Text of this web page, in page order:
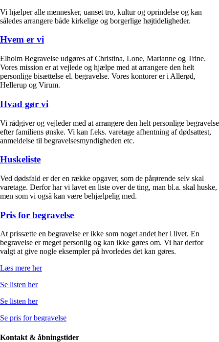
Vi hjælper alle mennesker, uanset tro, kultur og oprindelse og kan
således arrangere både kirkelige og borgerlige højtideligheder.
Hvem er vi
Elholm Begravelse udgøres af Christina, Lone, Marianne og Trine.
Vores mission er at vejlede og hjælpe med at arrangere den helt
personlige bisættelse el. begravelse. Vores kontorer er i Allerød,
Hellerup og Virum.
Hvad gør vi
Vi rådgiver og vejleder med at arrangere den helt personlige begravelse
efter familiens ønske. Vi kan f.eks. varetage afhentning af dødsattest,
anmeldelse til begravelsesmyndigheden etc.
Huskeliste
Ved dødsfald er der en række opgaver, som de pårørende selv skal
varetage. Derfor har vi lavet en liste over de ting, man bl.a. skal huske,
men som vi også kan være behjælpelig med.
Pris for begravelse
At prissætte en begravelse er ikke som noget andet her i livet. En
begravelse er meget personlig og kan ikke gøres om. Vi har derfor
valgt at give nogle eksempler på hvorledes det kan gøres.
Læs mere her
Se listen her
Se listen her
Se pris for begravelse
Kontakt & åbningstider